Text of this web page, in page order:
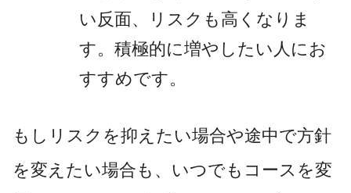
い反面、リスクも高くなりま
す。積極的に増やしたい人にお
すすめです。
もしリスクを抑えたい場合や途中で方針
を変えたい場合も、いつでもコースを変